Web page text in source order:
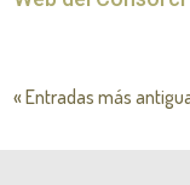
« Entradas más